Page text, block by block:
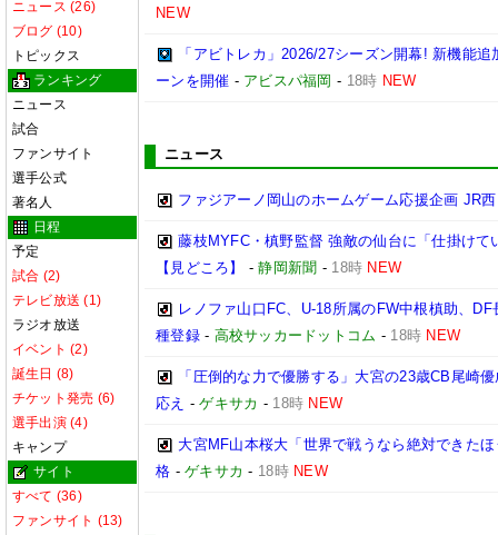
ニュース (26)
ブログ (10)
トピックス
ランキング
ニュース
試合
ファンサイト
選手公式
著名人
日程
予定
試合 (2)
テレビ放送 (1)
ラジオ放送
イベント (2)
誕生日 (8)
チケット発売 (6)
選手出演 (4)
キャンプ
サイト
すべて (36)
ファンサイト (13)
NEW
「アビトレカ」2026/27シーズン開幕! 新機能
ーンを開催 - アビスパ福岡 - 18時 NEW
ニュース
ファジアーノ岡山のホームゲーム応援企画 JR
藤枝MYFC・槙野監督 強敵の仙台に「仕掛け
【見どころ】
-静岡新聞 - 18時 NEW
レノファ山口FC、U-18所属のFW中根槙助、
種登録- 高校サッカードットコム - 18時 NEW
「圧倒的な力で優勝する」大宮の23歳CB尾崎
応え -ゲキサカ - 18時 NEW
大宮MF山本桜大「世界で戦うなら絶対できた
格 -ゲキサカ - 18時 NEW